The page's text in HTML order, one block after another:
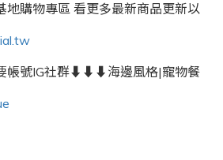
地購物專區 看更多最新商品更新以
帳號IG社群⬇️⬇️⬇️海邊風格|寵物餐